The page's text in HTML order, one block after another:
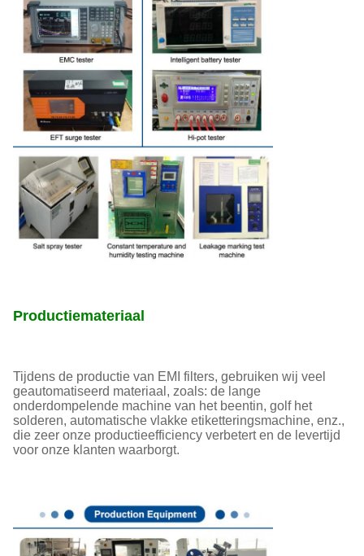
Productiemateriaal
Tijdens de productie van EMI filters, gebruiken wij veel
geautomatiseerd materiaal, zoals: de lange
onderdompelende machine van het beentin, golf het
solderen, automatische vlakke etiketteringsmachine, enz.,
die zeer onze productieefficiency verbetert en de levertijd
voor onze klanten waarborgt.